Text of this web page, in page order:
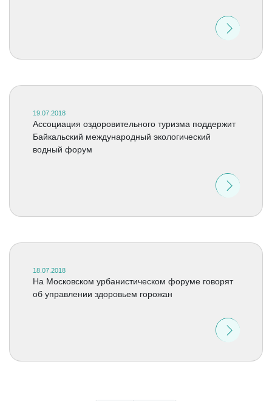
19.07.2018
Ассоциация оздоровительного туризма поддержит
Байкальский международный экологический
водный форум
18.07.2018
На Московском урбанистическом форуме говорят
об управлении здоровьем горожан